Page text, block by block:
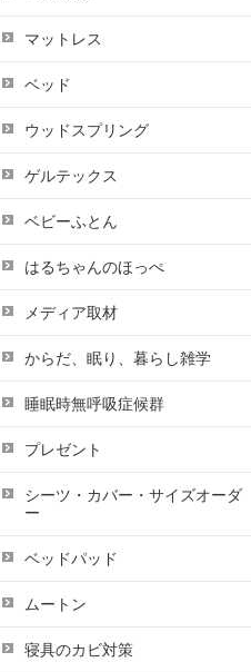
マットレス
ベッド
ウッドスプリング
ゲルテックス
ベビーふとん
はるちゃんのほっぺ
メディア取材
からだ、眠り、暮らし雑学
睡眠時無呼吸症候群
プレゼント
シーツ・カバー・サイズオーダ
ー
ベッドパッド
ムートン
寝具のカビ対策